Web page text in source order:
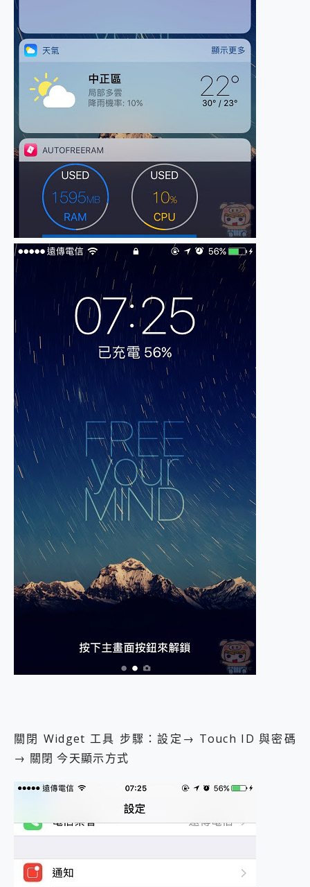
關閉 Widget 工具 步驟：設定→ Touch ID 與密碼
→ 關閉 今天顯示方式